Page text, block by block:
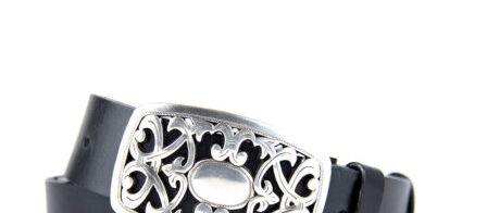
vybrať
na
stránke
produktu.